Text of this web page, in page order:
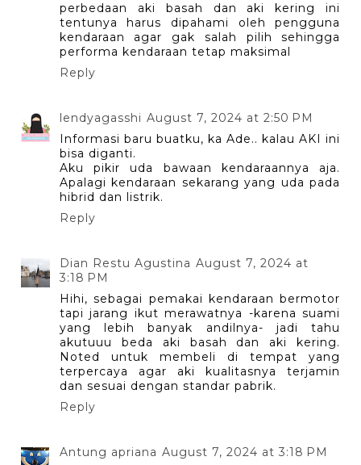
perbedaan aki basah dan aki kering ini
tentunya harus dipahami oleh pengguna
kendaraan agar gak salah pilih sehingga
performa kendaraan tetap maksimal
Reply
lendyagasshi August 7, 2024 at 2:50 PM
Informasi baru buatku, ka Ade.. kalau AKI ini
bisa diganti.
Aku pikir uda bawaan kendaraannya aja.
Apalagi kendaraan sekarang yang uda pada
hibrid dan listrik.
Reply
Dian Restu Agustina August 7, 2024 at
3:18 PM
Hihi, sebagai pemakai kendaraan bermotor
tapi jarang ikut merawatnya -karena suami
yang lebih banyak andilnya- jadi tahu
akutuuu beda aki basah dan aki kering.
Noted untuk membeli di tempat yang
terpercaya agar aki kualitasnya terjamin
dan sesuai dengan standar pabrik.
Reply
Antung apriana August 7, 2024 at 3:18 PM